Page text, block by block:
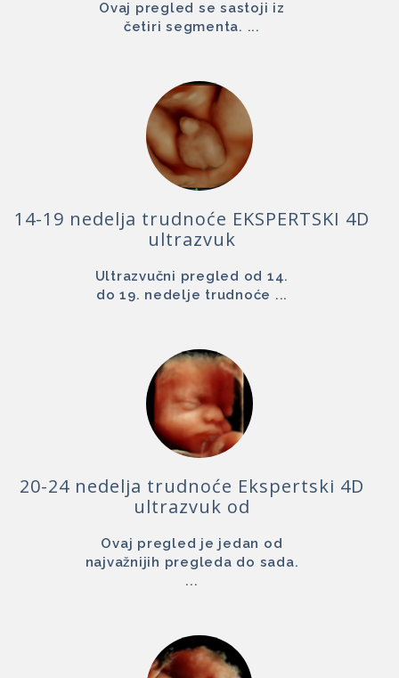
Ovaj pregled se sastoji iz
četiri segmenta. ...
14-19 nedelja trudnoće EKSPERTSKI 4D
ultrazvuk
Ultrazvučni pregled od 14.
do 19. nedelje trudnoće ...
20-24 nedelja trudnoće Ekspertski 4D
ultrazvuk od
Ovaj pregled je jedan od
najvažnijih pregleda do sada.
...